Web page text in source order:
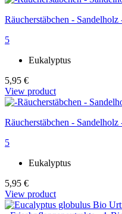
Räucherstäbchen - Sandelholz
5
Eukalyptus
5,95 €
View product
Räucherstäbchen - Sandelholz
5
Eukalyptus
5,95 €
View product